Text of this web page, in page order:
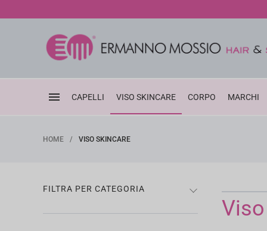
ai
CAPELLI VISO SKINCARE CORPO MARCHI
HOME / VISO SKINCARE
FILTRA PER CATEGORIA